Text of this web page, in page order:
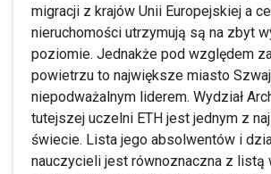
migracji z krajów Unii Europejskiej a
nieruchomości utrzymują są na zbyt
poziomie. Jednakże pod względem
powietrzu to największe miasto
niepodważalnym liderem. Wydział
tutejszej uczelni ETH jest jednym z
świecie. Lista jego absolwentów i
nauczycieli jest równoznaczna z listą